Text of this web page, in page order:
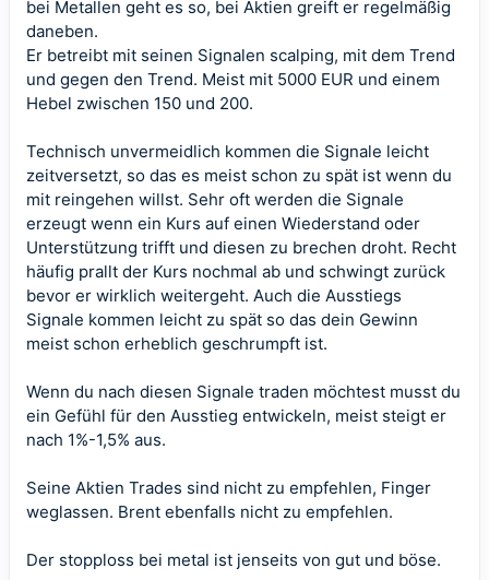
bei Metallen geht es so, bei Aktien greift er regelmäßig
daneben.
Er betreibt mit seinen Signalen scalping, mit dem Trend
und gegen den Trend. Meist mit 5000 EUR und einem
Hebel zwischen 150 und 200.
Technisch unvermeidlich kommen die Signale leicht
zeitversetzt, so das es meist schon zu spät ist wenn du
mit reingehen willst. Sehr oft werden die Signale
erzeugt wenn ein Kurs auf einen Wiederstand oder
Unterstützung trifft und diesen zu brechen droht. Recht
häufig prallt der Kurs nochmal ab und schwingt zurück
bevor er wirklich weitergeht. Auch die Ausstiegs
Signale kommen leicht zu spät so das dein Gewinn
meist schon erheblich geschrumpft ist.
Wenn du nach diesen Signale traden möchtest musst du
ein Gefühl für den Ausstieg entwickeln, meist steigt er
nach 1%-1,5% aus.
Seine Aktien Trades sind nicht zu empfehlen, Finger
weglassen. Brent ebenfalls nicht zu empfehlen.
Der stopploss bei metal ist jenseits von gut und böse.